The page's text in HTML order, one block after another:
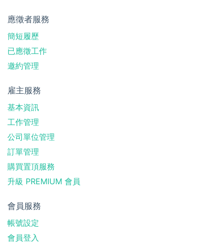
應徵者服務
簡短履歷
已應徵工作
邀約管理
雇主服務
基本資訊
工作管理
公司單位管理
訂單管理
購買置頂服務
升級 PREMIUM 會員
會員服務
帳號設定
會員登入